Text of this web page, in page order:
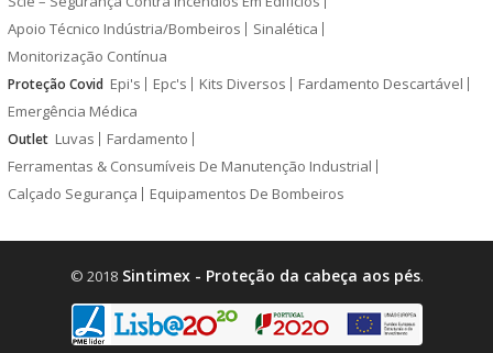
Apoio Técnico Indústria/Bombeiros
Sinalética
Monitorização Contínua
Proteção Covid Epi's Epc's Kits Diversos
Fardamento Descartável
Emergência Médica
Outlet Luvas
Fardamento
Ferramentas & Consumíveis De Manutenção Industrial
Calçado Segurança
Equipamentos De Bombeiros
© 2018Sintimex - Proteção da cabeça aos pés.